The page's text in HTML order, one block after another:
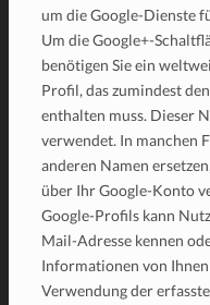
um die Google-Dienste
Um die Google+-
benötigen Sie ein
Profil, das zumindest
enthalten muss. Dieser
verwendet. In manchen
anderen Namen
über Ihr Google-Konto
Google-Profils kann
Mail-Adresse kennen
Informationen von
Verwendung der